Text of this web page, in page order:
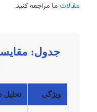
مقالات ما مراجعه کنید.
جدول:
ویژگی تحلیل